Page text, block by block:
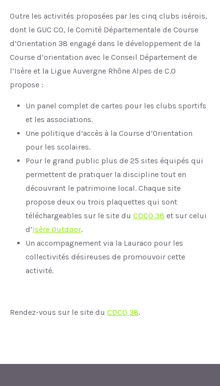
Outre les activités proposées par les cinq clubs isérois,
dont le GUC CO, le Comité Départementale de Course
d’Orientation 38 engagé dans le développement de la
Course d’orientation avec le Conseil Département de
l’Isère et la Ligue Auvergne Rhône Alpes de C.O
propose :
Un panel complet de cartes pour les clubs sportifs
et les associations.
Une politique d’accès à la Course d’Orientation
pour les scolaires.
Pour le grand public plus de 25 sites équipés qui
permettent de pratiquer la discipline tout en
découvrant le patrimoine local. Chaque site
propose deux ou trois plaquettes qui sont
téléchargeables sur le site duCDCO 38 et sur celui
d’Isère Outdoor.
Un accompagnement via la Lauraco pour les
collectivités désireuses de promouvoir cette
activité.
Rendez-vous sur le site duCDCO 38.